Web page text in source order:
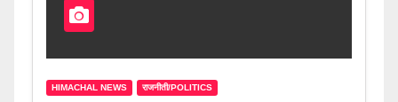
HIMACHAL NEWS राजनीती/POLITICS